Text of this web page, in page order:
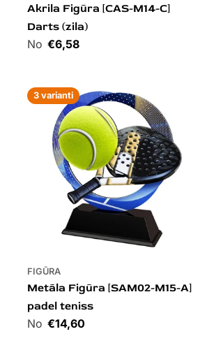
Akrila Figūra [CAS-M14-C]
Darts (zila)
Cena€6,58
3 varianti
FIGŪRA
Metāla Figūra [SAM02-M15-A]
padel teniss
Cena€14,60